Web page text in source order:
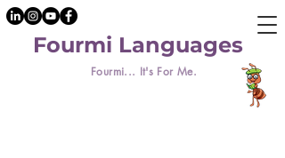
Fourmi... It's For Me.
Fourmi Languages